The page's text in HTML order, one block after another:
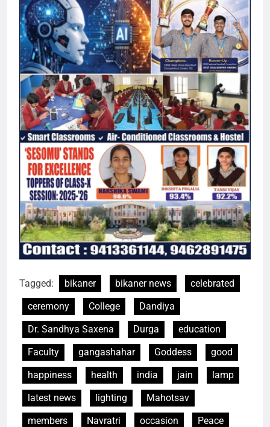
Tagged: bikaner bikaner news
celebrated
ceremony
College
Dandiya
Dr. Sandhya Saxena
Durga
education
Faculty
gangashahar Goddess
good
happiness
health india jain
lamp
latest news
lighting
Mahotsav
members
Navratri occasion
Peace